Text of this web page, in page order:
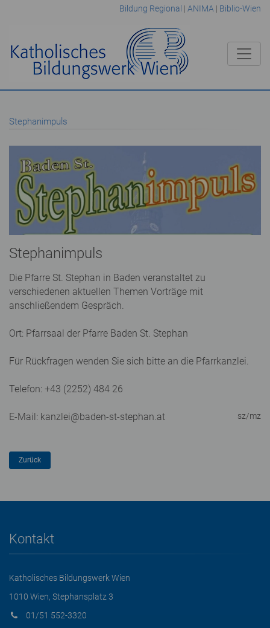
Bildung Regional | ANIMA | Biblio-Wien
Stephanimpuls
Stephanimpuls
Die Pfarre St. Stephan in Baden veranstaltet zu
verschiedenen aktuellen Themen Vorträge mit
anschließendem Gespräch.
Ort: Pfarrsaal der Pfarre Baden St. Stephan
Für Rückfragen wenden Sie sich bitte an die Pfarrkanzlei.
Telefon: +43 (2252) 484 26
E-Mail: kanzlei@baden-st-stephan.at sz/mz
Kontakt
Katholisches Bildungswerk Wien
1010 Wien, Stephansplatz 3
01/51 552-3320